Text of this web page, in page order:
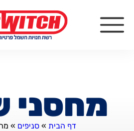
מחסני
דף הבית »סניפים »